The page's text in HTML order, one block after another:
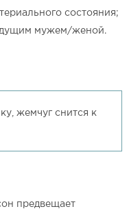
состояния;
мужем/женой.
жемчуг снится к
предвещает